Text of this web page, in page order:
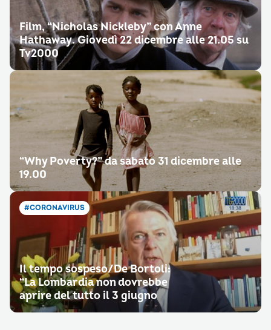
Film, “Nicholas Nickleby” con Anne
Hathaway. Giovedì 22 dicembre alle 21.05 su
Tv2000
“Why Poverty?” da sabato 31 dicembre alle
19.00
#CORONAVIRUS
Il tempo sospeso/De Bortoli:
“La Lombardia non dovrebbe
aprire del tutto il 3 giugno